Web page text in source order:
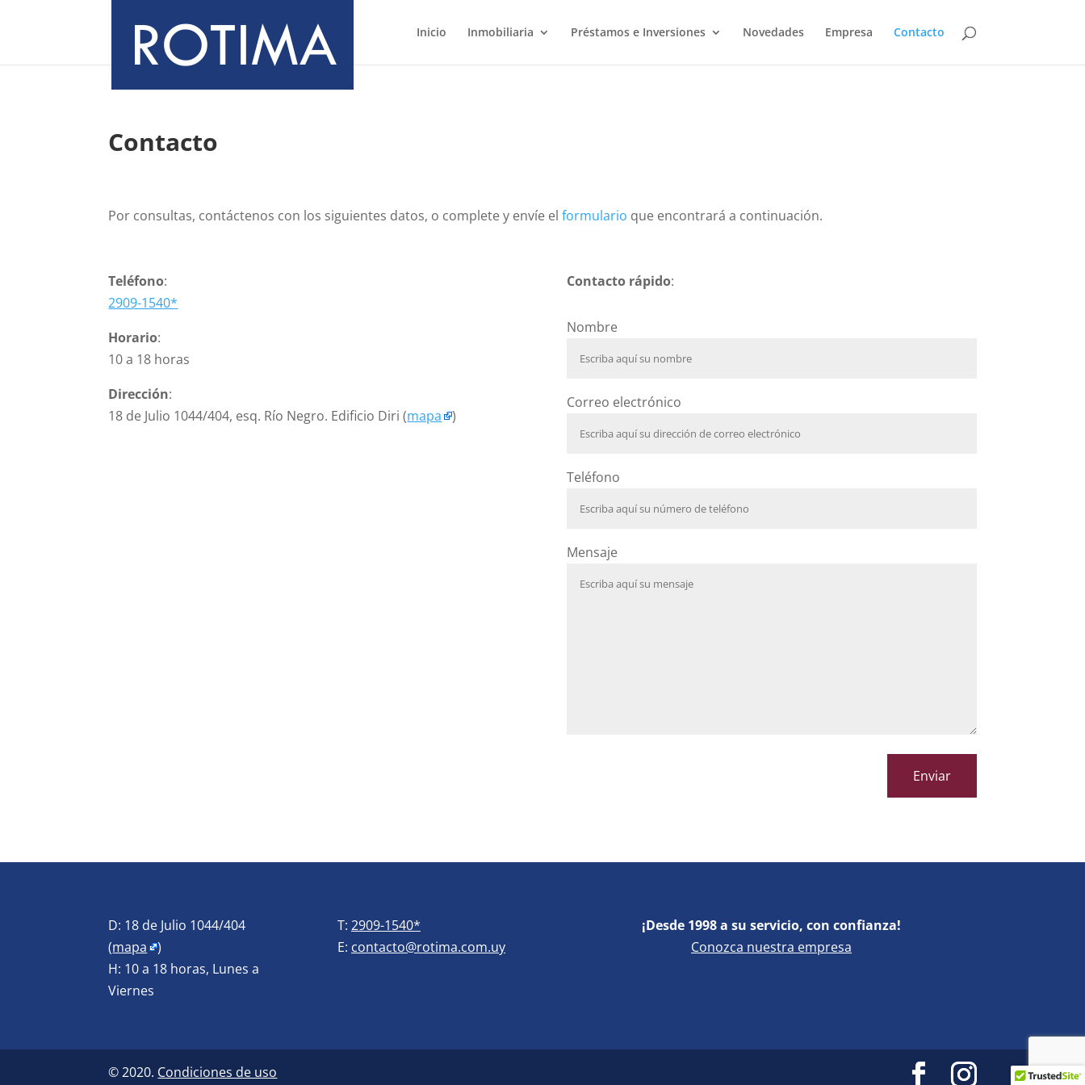
Inicio Inmobiliaria Préstamos e Inversiones Novedades Empresa Contacto
Contacto
Por consultas, contáctenos con los siguientes datos, o complete y envíe elformulario que encontrará a continuación.
Teléfono:
2909-1540*
Horario:
10 a 18 horas
Dirección:
18 de Julio 1044/404, esq. Río Negro. Edificio Diri (mapa )
Contacto rápido:
Nombre
Correo electrónico
Teléfono
Mensaje
D: 18 de Julio 1044/404
(mapa
)
H: 10 a 18 horas, Lunes a
Viernes
T: 2909-1540*
E: contacto@rotima.com.uy
¡Desde 1998 a su servicio, con confianza!
Conozca nuestra empresa
© 2020. Condiciones de uso